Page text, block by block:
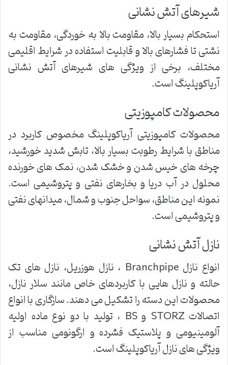
شیرهای آتش نشانی
استحکام بسیار بالا، مقاومت بالا به خوردگی، مقاومت به
نشتی تا فشارهای بالا و قابلیت استفاده در شرایط اقلیمی
مختلف، برخی از ویژگی های شیرهای آتش نشانی
آریاکوپلینگ است.
محصولات کامپوزیتی
محصولات کامپوزیتی آریاکوپلینگ مخصوص کاربرد در
مناطق با شرایط رطوبت بسیار بالا، تابش شدید خورشید،
چرخه های خیس شدن و خشک شدن، نمک های خورنده
محلول در آب دریا و بخارهای نفتی و پتروشیمی است.
نمونه این مناطق، سواحل جنوب و شمال، میدانهای نفتی
و پتروشیمی است.
نازل آتش نشانی
انواع نازل Branchpipe ، نازل هوزریل، نازل های تک
حالته و نازل هایی با کاربردهای خاص مانند سلار نازل،
محصولات این دسته را تشکیل می دهند. سازگاری با انواع
اتصالات STORZ و BS ، تولید با دو نوع ماده اولیه
آلومینیومی و پلاستیک فشرده و ارگونومی مناسب از
ویژگی های نازل آریاکوپلینگ است.